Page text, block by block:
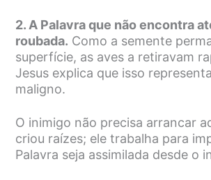
2. A Palavra que não encontra
roubada. Como a semente
superfície, as aves a retiravam
Jesus explica que isso
maligno.
O inimigo não precisa arrancar
criou raízes; ele trabalha para
Palavra seja assimilada desde o